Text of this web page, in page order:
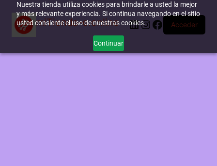
Nuestra tienda utiliza cookies para brindarle a usted la mejor
y más relevante experiencia. Si continua navegando en el sitio
usted consiente el uso de nuestras cookies.
Continuar
miTienda-e.online LinkedIn
Instagram
Facebook
Acceder